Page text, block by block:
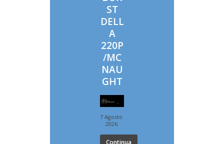
ST
DELL
A
220P
/MC
NAU
GHT
7 Agosto
2026
Continua